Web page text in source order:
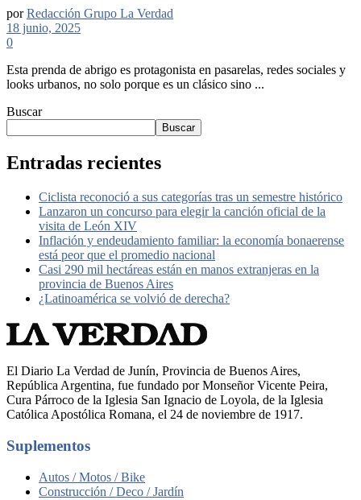
por Redacción Grupo La Verdad
18 junio, 2025
0
Esta prenda de abrigo es protagonista en pasarelas, redes sociales y
looks urbanos, no solo porque es un clásico sino ...
Buscar
Buscar
Entradas recientes
Ciclista reconoció a sus categorías tras un semestre histórico
Lanzaron un concurso para elegir la canción oficial de la
visita de León XIV
Inflación y endeudamiento familiar: la economía bonaerense
está peor que el promedio nacional
Casi 290 mil hectáreas están en manos extranjeras en la
provincia de Buenos Aires
¿Latinoamérica se volvió de derecha?
El Diario La Verdad de Junín, Provincia de Buenos Aires,
República Argentina, fue fundado por Monseñor Vicente Peira,
Cura Párroco de la Iglesia San Ignacio de Loyola, de la Iglesia
Católica Apostólica Romana, el 24 de noviembre de 1917.
Suplementos
Autos / Motos / Bike
Construcción / Deco / Jardín